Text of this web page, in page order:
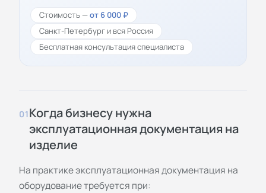
Стоимость —от 6 000 ₽
Санкт-Петербург и вся Россия
Бесплатная консультация специалиста
01Когда бизнесу нужна
эксплуатационная документация на
изделие
На практике эксплуатационная документация на
оборудование требуется при: